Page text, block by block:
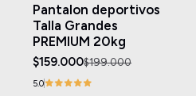
Pantalon deportivos
Talla Grandes
PREMIUM 20kg
$159.000$199.000
5.0